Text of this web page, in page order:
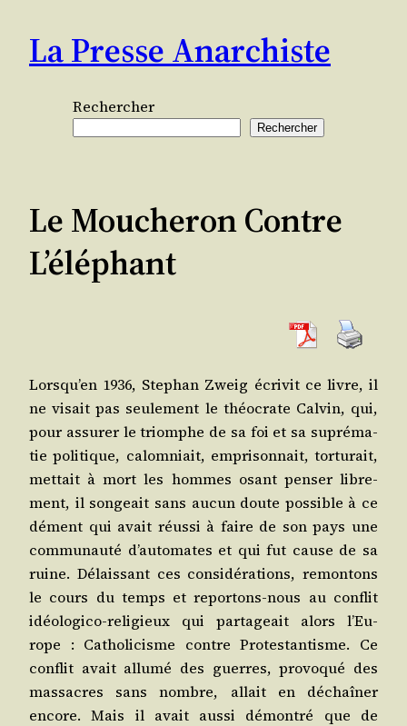
contenu
La Presse Anarchiste
Rechercher
Rechercher
Le Moucheron Contre
L’éléphant
Lors­qu’en 1936, Ste­phan Zweig écri­vit ce livre, il
ne visait pas seule­ment le théo­crate Cal­vin, qui,
pour assu­rer le triomphe de sa foi et sa supré­ma­
tie poli­tique, calom­niait, empri­son­nait, tor­tu­rait,
met­tait à mort les hommes osant pen­ser libre­
ment, il son­geait sans aucun doute pos­sible à ce
dément qui avait réus­si à faire de son pays une
com­mu­nau­té d’au­to­mates et qui fut cause de sa
ruine. Délais­sant ces consi­dé­ra­tions, remon­tons
le cours du temps et repor­tons-nous au conflit
idéo­lo­gi­co-reli­gieux qui par­ta­geait alors l’Eu­
rope : Catho­li­cisme contre Pro­tes­tan­tisme. Ce
conflit avait allu­mé des guerres, pro­vo­qué des
mas­sacres sans nombre, allait en déchaî­ner
encore. Mais il avait aus­si démon­tré que de